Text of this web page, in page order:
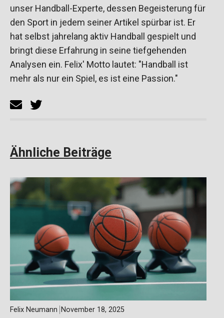
unser Handball-Experte, dessen Begeisterung für
den Sport in jedem seiner Artikel spürbar ist. Er
hat selbst jahrelang aktiv Handball gespielt und
bringt diese Erfahrung in seine tiefgehenden
Analysen ein. Felix' Motto lautet: "Handball ist
mehr als nur ein Spiel, es ist eine Passion."
Ähnliche Beiträge
Felix Neumann November 18, 2025